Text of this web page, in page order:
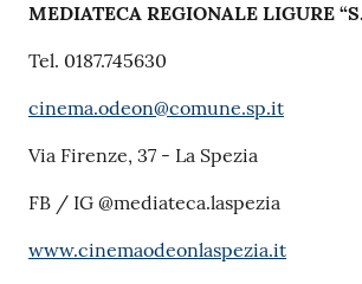
MEDIATECA REGIONALE LIGURE
Tel. 0187.745630
cinema.odeon@comune.sp.it
Via Firenze, 37 - La Spezia
FB / IG @mediateca.laspezia
www.cinemaodeonlaspezia.it